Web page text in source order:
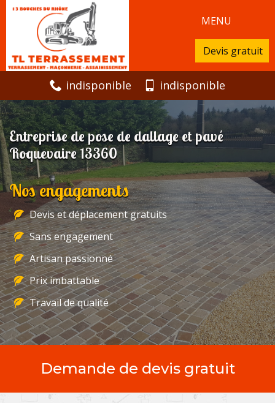
MENU
Devis gratuit
indisponible indisponible
Entreprise de pose de dallage et pavé
Roquevaire 13360
Nos engagements
Devis et déplacement gratuits
Sans engagement
Artisan passionné
Prix imbattable
Travail de qualité
Demande de devis gratuit